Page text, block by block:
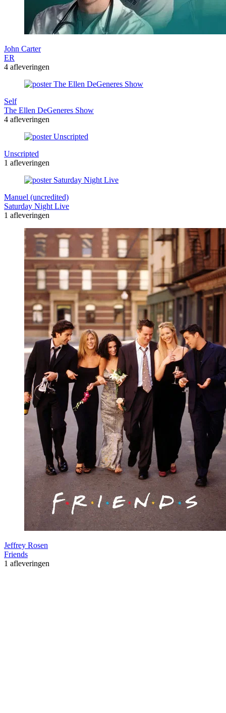
John Carter
ER
4 afleveringen
Self
The Ellen DeGeneres Show
4 afleveringen
Unscripted
1 afleveringen
Manuel (uncredited)
Saturday Night Live
1 afleveringen
Jeffrey Rosen
Friends
1 afleveringen